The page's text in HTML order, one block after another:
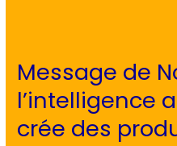
Message de
l’intelligence
crée des
Message
de
Noken
AI,